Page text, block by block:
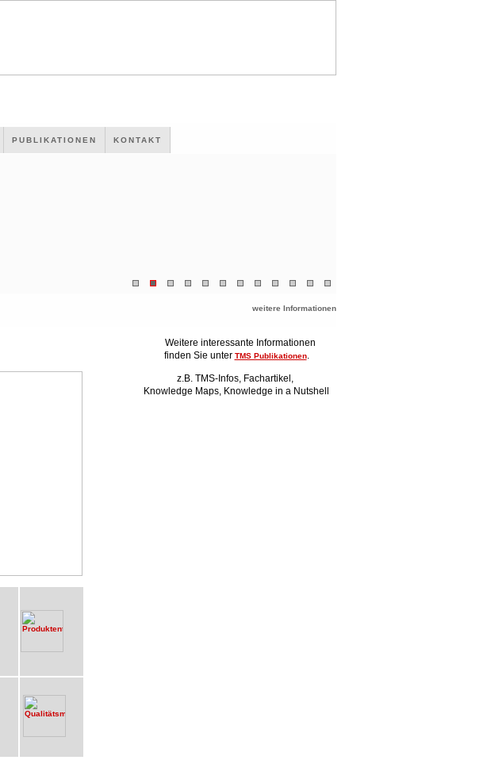
PUBLIKATIONEN KONTAKT
weitere Informationen
Weitere interessante Informationen
finden Sie unter TMS Publikationen.
z.B. TMS-Infos, Fachartikel,
Knowledge Maps, Knowledge in a Nutshell